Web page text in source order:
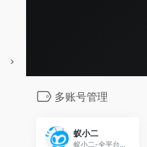
多账号管理
蚁小二
蚁小二-全平台首个免费自媒体运营工具,支持各大自媒体平台多账号管理,文章短视频一键同步分发,团队管理,各平台数据分析,一站式自媒体运营工具,让运营更简单高效.